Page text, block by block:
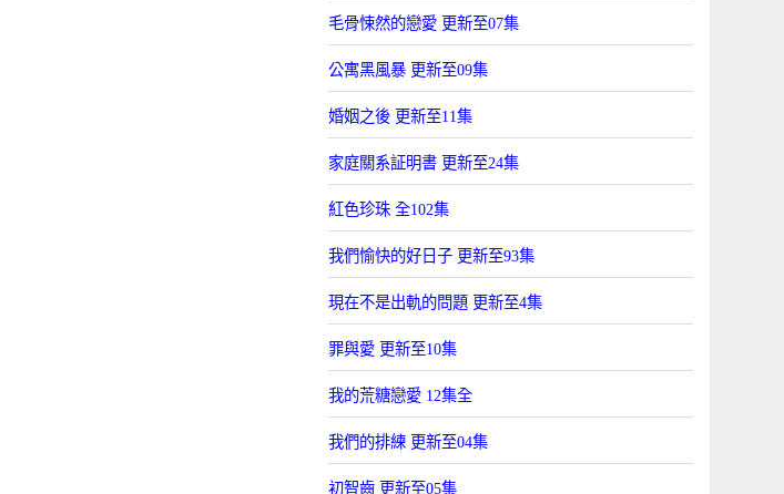
毛骨悚然的戀愛 更新至07集
公寓黑風暴 更新至09集
婚姻之後 更新至11集
家庭關系証明書 更新至24集
紅色珍珠 全102集
我們愉快的好日子 更新至93集
現在不是出軌的問題 更新至4集
罪與愛 更新至10集
我的荒糖戀愛 12集全
我們的排練 更新至04集
初智齒 更新至05集